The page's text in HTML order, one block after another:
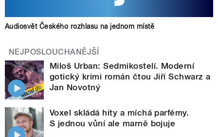
Audiosvět Českého rozhlasu na jednom místě
NEJPOSLOUCHANĚJŠÍ
Miloš Urban: Sedmikostelí. Moderní
gotický krimi román čtou Jiří Schwarz a
Jan Novotný
Voxel skládá hity a míchá parfémy.
S jednou vůní ale marně bojuje